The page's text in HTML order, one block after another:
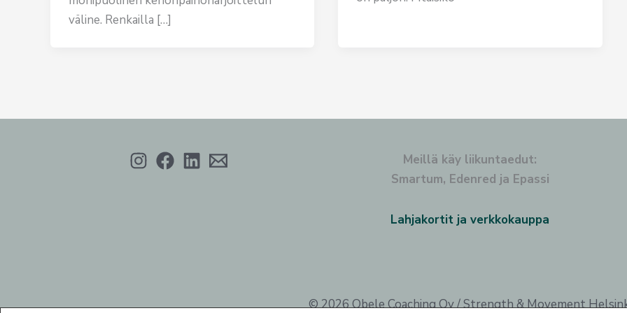
väline. Renkailla […]
Meillä käy liikuntaedut:
Smartum, Edenred ja Epassi
Lahjakortit ja verkkokauppa
© 2026 Obele Coaching Oy / Strength & Movement